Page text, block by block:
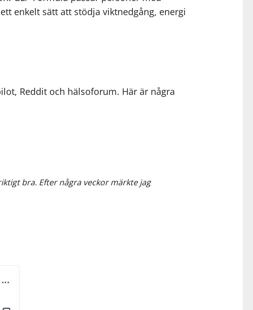
enkelt sätt att stödja viktnedgång, energi
Reddit och hälsoforum. Här är några
bra. Efter några veckor märkte jag